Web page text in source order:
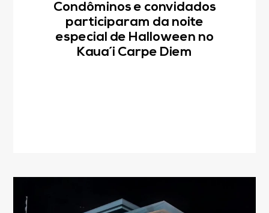
Condôminos e convidados
participaram da noite
especial de Halloween no
Kaua´i Carpe Diem